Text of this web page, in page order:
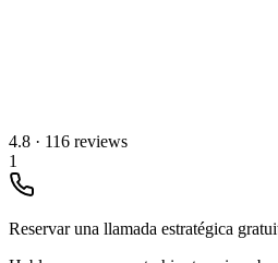
4.8 · 116 reviews
1
Reservar una llamada estratégica